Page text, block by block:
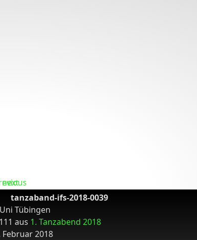
tanzaband-ifs-2018-0039
Tübingen
aus 1. Tanzabend 2018
Februar 2018